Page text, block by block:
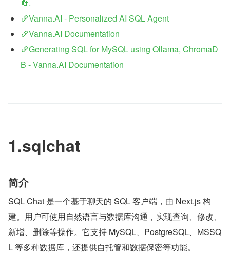
🔄.
Vanna.AI - Personalized AI SQL Agent
Vanna.AI Documentation
Generating SQL for MySQL using Ollama, ChromaD
B - Vanna.AI Documentation
1.sqlchat
简介
SQL Chat 是一个基于聊天的 SQL 客户端，由 Next.js 构
建。用户可使用自然语言与数据库沟通，实现查询、修改、
新增、删除等操作。它支持 MySQL、PostgreSQL、MSSQ
L 等多种数据库，还提供自托管和数据保密等功能。